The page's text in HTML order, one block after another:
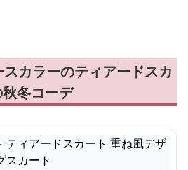
カラーのティアードスカ
冬コーデ